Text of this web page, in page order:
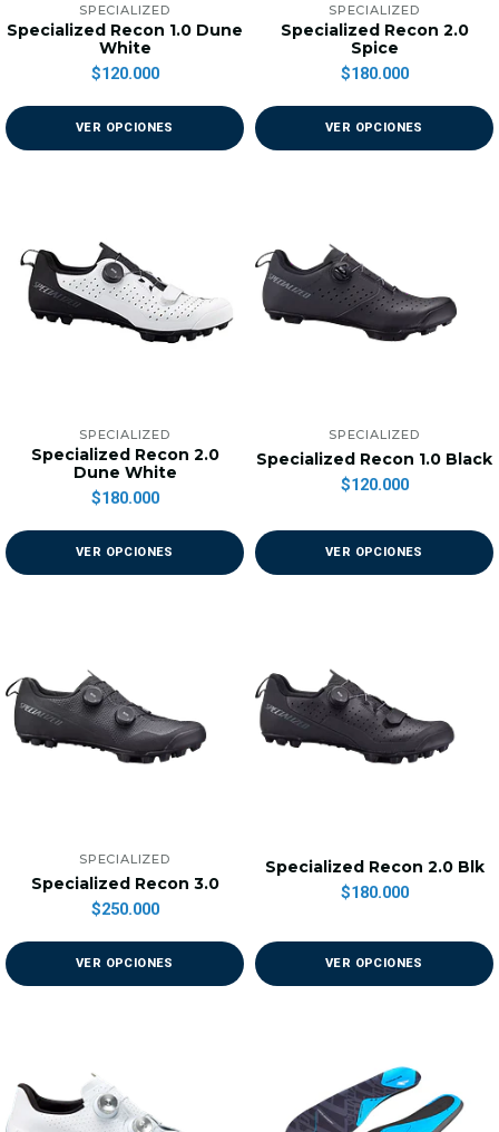
SPECIALIZED
Specialized Recon 1.0 Dune
White
$120.000
VER OPCIONES
SPECIALIZED
Specialized Recon 2.0
Spice
$180.000
VER OPCIONES
SPECIALIZED
Specialized Recon 2.0
Dune White
$180.000
VER OPCIONES
SPECIALIZED
Specialized Recon 1.0 Black
$120.000
VER OPCIONES
SPECIALIZED
Specialized Recon 3.0
$250.000
VER OPCIONES
Specialized Recon 2.0 Blk
$180.000
VER OPCIONES